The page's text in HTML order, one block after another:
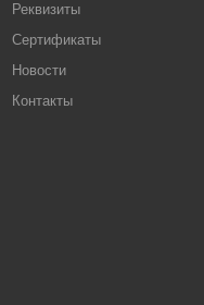
Реквизиты
Сертификаты
Новости
Контакты